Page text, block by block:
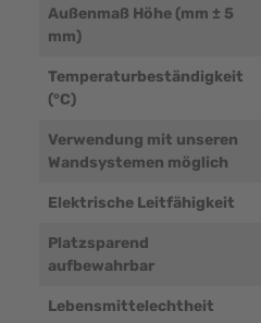
Außenmaß Höhe (mm ± 5
mm)
Temperaturbeständigkeit
(°C)
Verwendung mit unseren
Wandsystemen möglich
Elektrische Leitfähigkeit
Platzsparend
aufbewahrbar
Lebensmittelechtheit